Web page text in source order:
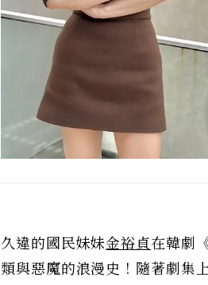
久違的國民妹妹金裕貞在韓劇
類與惡魔的浪漫史！隨著劇集